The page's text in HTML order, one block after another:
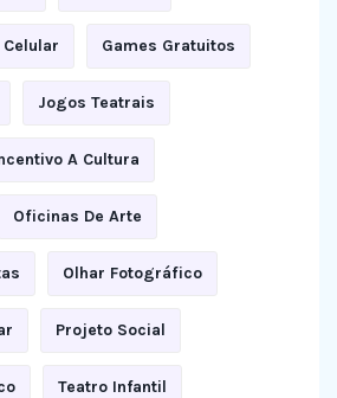
Games Gratuitos
Jogos Teatrais
A Cultura
Oficinas De Arte
Olhar Fotográfico
Projeto Social
Teatro Infantil